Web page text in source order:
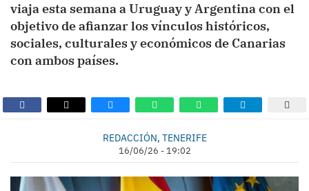
viaja esta semana a Uruguay y Argentina con el
objetivo de afianzar los vínculos históricos,
sociales, culturales y económicos de Canarias
con ambos países.
REDACCIÓN, TENERIFE
16/06/26 - 19:02